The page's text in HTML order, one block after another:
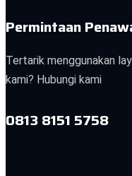
Permintaan
Tertarik menggunakan
kami? Hubungi kami
0813 8151 5758